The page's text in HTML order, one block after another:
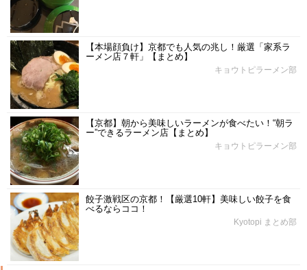
【本場顔負け】京都でも人気の兆し！厳選「家系ラ
ーメン店７軒」【まとめ】
キョウトピラーメン部
【京都】朝から美味しいラーメンが食べたい！“朝ラ
ー”できるラーメン店【まとめ】
キョウトピラーメン部
餃子激戦区の京都！【厳選10軒】美味しい餃子を食
べるならココ！
Kyotopi まとめ部